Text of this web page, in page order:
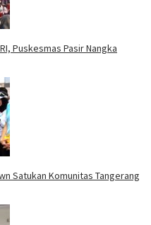
Puskesmas Pasir Nangka
Satukan Komunitas Tangerang